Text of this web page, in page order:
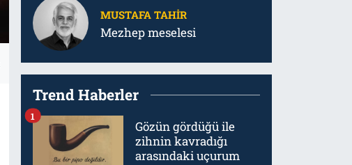
MUSTAFA TAHIR
Mezhep meselesi
Trend Haberler
Gözün gördüğü ile
zihnin kavradığı
arasındaki uçurum
1